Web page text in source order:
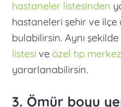
hastaneler listesinden
hastaneleri şehir ve ilçe
bulabilirsin. Aynı şekilde
listesi ve özel tıp
yararlanabilirsin.
3. Ömür boyu